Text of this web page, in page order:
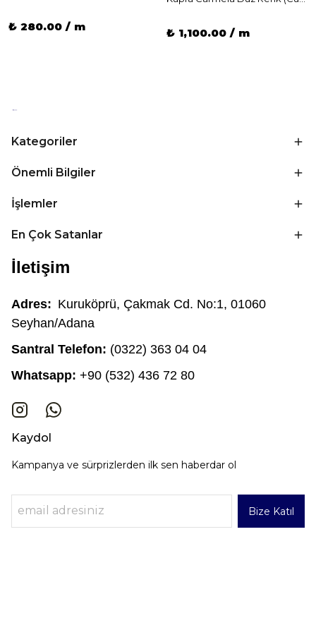
₺ 280.00 / m ₺ 1,100.00 / m
Kategoriler
Önemli Bilgiler
İşlemler
En Çok Satanlar
İletişim
Adres: Kuruköprü, Çakmak Cd. No:1, 01060
Seyhan/Adana
Santral Telefon: (0322) 363 04 04
Whatsapp: +90 (532) 436 72 80
Kaydol
Kampanya ve sürprizlerden ilk sen haberdar ol
Bize Katıl